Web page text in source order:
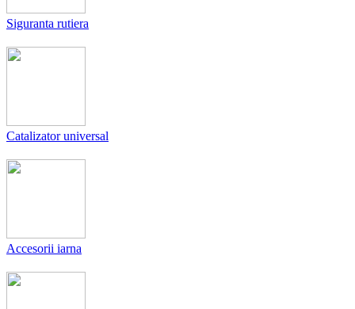
Siguranta rutiera
Catalizator universal
Accesorii iarna